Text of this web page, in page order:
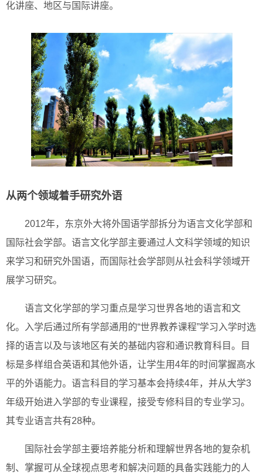
化讲座、地区与国际讲座。
从两个领域着手研究外语
2012年，东京外大将外国语学部拆分为语言文化学部和
国际社会学部。语言文化学部主要通过人文科学领域的知识
来学习和研究外国语，而国际社会学部则从社会科学领域开
展学习研究。
语言文化学部的学习重点是学习世界各地的语言和文
化。入学后通过所有学部通用的“世界教养课程”学习入学时选
择的语言以及与该地区有关的基础内容和通识教育科目。目
标是多样组合英语和其他外语，让学生用4年的时间掌握高水
平的外语能力。语言科目的学习基本会持续4年，并从大学3
年级开始进入学部的专业课程，接受专修科目的专业学习。
其专业语言共有28种。
国际社会学部主要培养能分析和理解世界各地的复杂机
制、掌握可从全球视点思考和解决问题的具备实践能力的人